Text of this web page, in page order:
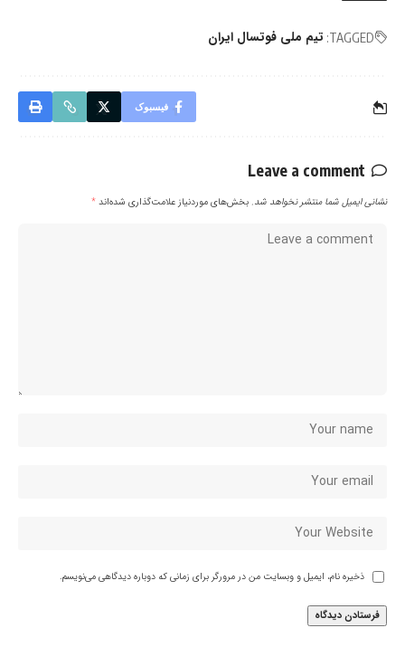
TAGGED: تیم ملی فوتسال ایران
فیسبوک
Leave a comment
نشانی ایمیل شما منتشر نخواهد شد. بخش‌های موردنیاز علامت‌گذاری شده‌اند*
ذخیره نام، ایمیل و وبسایت من در مرورگر برای زمانی که دوباره دیدگاهی می‌نویسم.